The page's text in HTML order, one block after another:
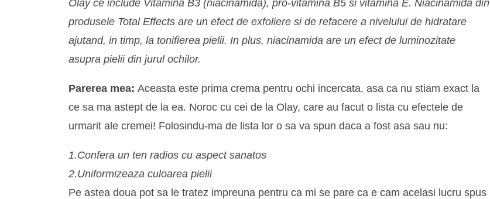
Olay ce include Vitamina B3 (niacinamida), pro-vitamina B5 si vitamina E. Niacinamida din
produsele Total Effects are un efect de exfoliere si de refacere a nivelului de hidratare
ajutand, in timp, la tonifierea pielii. In plus, niacinamida are un efect de luminozitate
asupra pielii din jurul ochilor.
Parerea mea: Aceasta este prima crema pentru ochi incercata, asa ca nu stiam exact la
ce sa ma astept de la ea. Noroc cu cei de la Olay, care au facut o lista cu efectele de
urmarit ale cremei! Folosindu-ma de lista lor o sa va spun daca a fost asa sau nu:
1.Confera un ten radios cu aspect sanatos
2.Uniformizeaza culoarea pielii
Pe astea doua pot sa le tratez impreuna pentru ca mi se pare ca e cam acelasi lucru spus